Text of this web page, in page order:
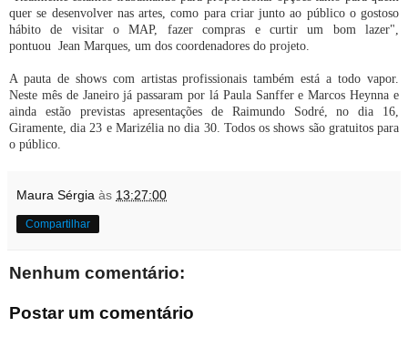
quer se desenvolver nas artes, como para criar junto ao público o gostoso
hábito de visitar o MAP, fazer compras e curtir um bom lazer",
pontuou Jean Marques, um dos coordenadores do projeto.
A pauta de shows com artistas profissionais também está a todo vapor.
Neste mês de Janeiro já passaram por lá Paula Sanffer e Marcos Heynna e
ainda estão previstas apresentações de Raimundo Sodré, no dia 16,
Giramente, dia 23 e Marizélia no dia 30. Todos os shows são gratuitos para
o público.
Maura Sérgia às 13:27:00
Compartilhar
Nenhum comentário:
Postar um comentário